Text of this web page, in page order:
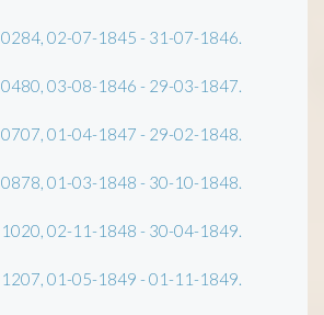
0284, 02-07-1845 - 31-07-1846.
0480, 03-08-1846 - 29-03-1847.
0707, 01-04-1847 - 29-02-1848.
0878, 01-03-1848 - 30-10-1848.
1020, 02-11-1848 - 30-04-1849.
1207, 01-05-1849 - 01-11-1849.